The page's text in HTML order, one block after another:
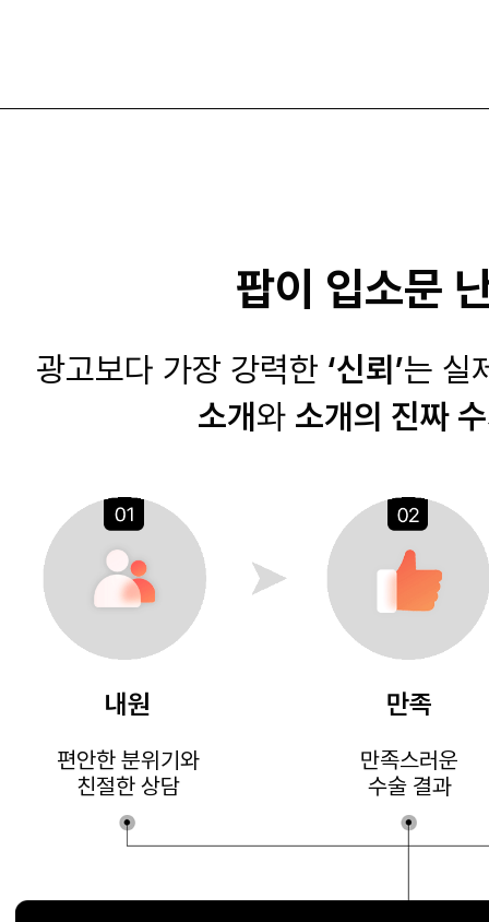
팝이 입소문
광고보다 가장 강력한 ‘신뢰’는 실
소개와 소개의 진짜
내원
편안한 분위기와
친절한 상담
만족
만족스러운
수술 결과